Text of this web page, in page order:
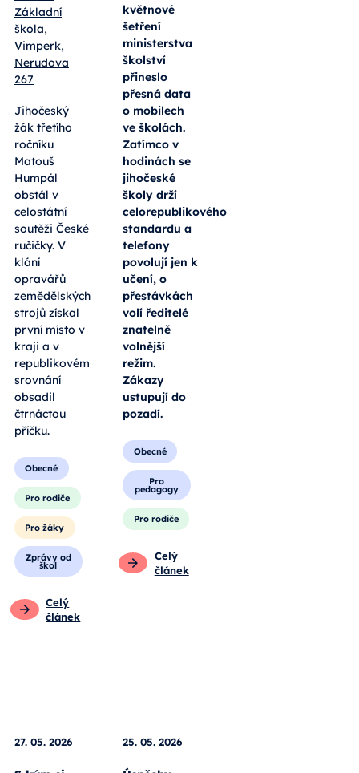
zabodoval v
republikové
konkurenci
Od: Střední
škola a
škola,
Vimperk,
Nerudova
267
Jihočeský
žák třetího
ročníku
Matouš
Humpál
obstál v
celostátní
soutěži České
ručičky. V
klání
opravářů
zemědělských
strojů získal
první místo v
kraji a v
srovnání
obsadil
čtrnáctou
příčku.
Obecné
Pro žáky
jihočeské
školy
regulují
mobily
Mimořádné
květnové
šetření
ministerstva
školství
přineslo
přesná data
o mobilech
ve školách.
Zatímco v
hodinách se
jihočeské
školy drží
celorepublikového
standardu a
telefony
povolují jen k
učení, o
přestávkách
volí ředitelé
znatelně
režim.
Zákazy
ustupují do
pozadí.
Pro
pedagogy